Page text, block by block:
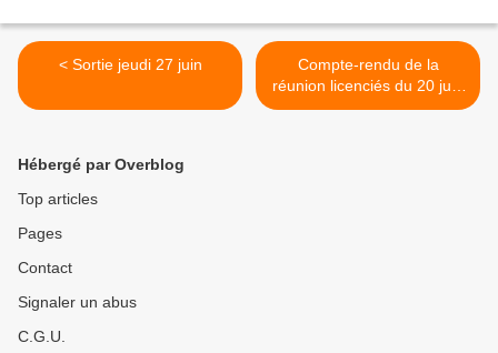
< Sortie jeudi 27 juin
Compte-rendu de la
réunion licenciés du 20 juin
2024 >
Hébergé par Overblog
Top articles
Pages
Contact
Signaler un abus
C.G.U.